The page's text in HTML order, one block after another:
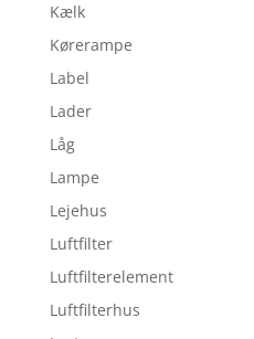
Kælk
Kørerampe
Label
Lader
Låg
Lampe
Lejehus
Luftfilter
Luftfilterelement
Luftfilterhus